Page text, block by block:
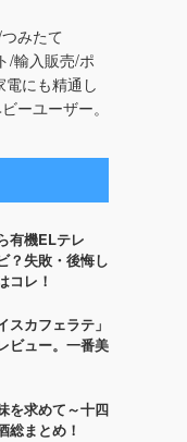
みたて
/輸入販売/ポ
にも精通し
ーユーザー。
有機ELテレ
？失敗・後悔し
コレ！
スカフェラテ」
ビュー。一番美
を求めて～十四
総まとめ！